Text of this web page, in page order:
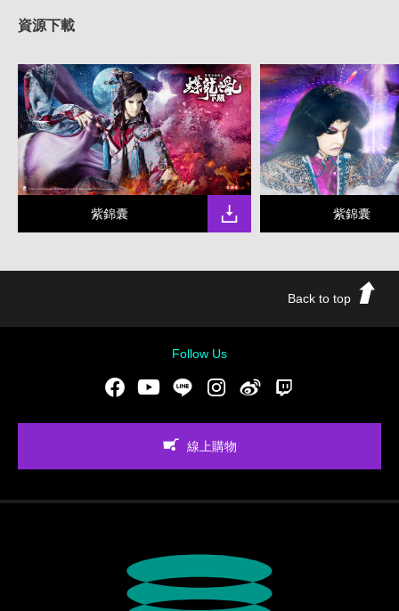
資源下載
紫錦囊 紫錦囊
Back to top
Follow Us
FacebookYoutubeLINE Instgram新浪微博
線上購物